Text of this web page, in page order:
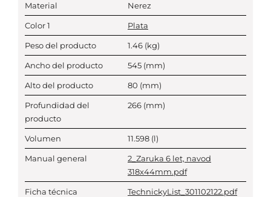
Material Nerez
Color 1 Plata
Peso del producto 1.46 (kg)
Ancho del producto 545 (mm)
Alto del producto 80 (mm)
Profundidad del
producto
266 (mm)
Volumen 11.598 (l)
Manual general
2_Zaruka 6 let, navod
318x44mm.pdf
Ficha técnica TechnickyList_301102122.pdf